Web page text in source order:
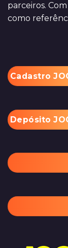
parceiros.
como
Cadastro
Depósito